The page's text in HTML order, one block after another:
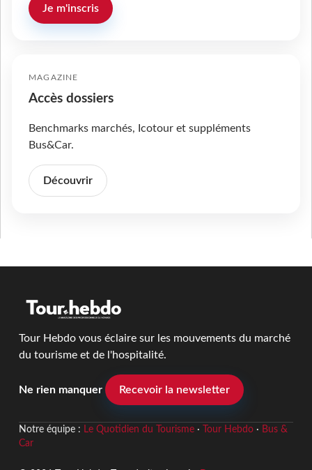
Je m'inscris
MAGAZINE
Accès dossiers
Benchmarks marchés, Icotour et suppléments
Bus&Car.
Découvrir
Tour Hebdo vous éclaire sur les mouvements du marché
du tourisme et de l'hospitalité.
Ne rien manquer Recevoir la newsletter
Notre équipe : Le Quotidien du Tourisme· Tour Hebdo· Bus &
Car